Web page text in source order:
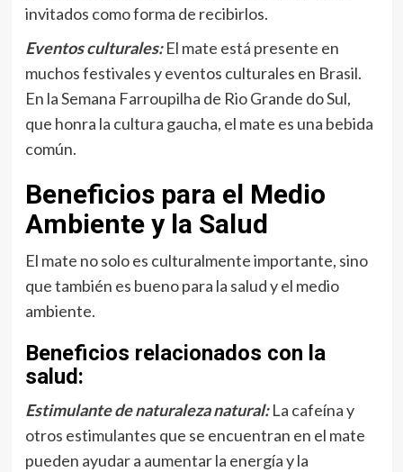
invitados como forma de recibirlos.
Eventos culturales:El mate está presente en
muchos festivales y eventos culturales en Brasil.
En la Semana Farroupilha de Rio Grande do Sul,
que honra la cultura gaucha, el mate es una bebida
común.
Beneficios para el Medio
Ambiente y la Salud
El mate no solo es culturalmente importante, sino
que también es bueno para la salud y el medio
ambiente.
Beneficios relacionados con la
salud:
Estimulante de naturaleza natural:La cafeína y
otros estimulantes que se encuentran en el mate
pueden ayudar a aumentar la energía y la